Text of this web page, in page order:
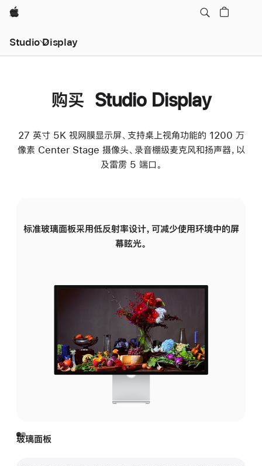
Apple
Studio Display
购买 Studio Display
27 英寸 5K 视网膜显示屏、支持桌上视角功能的 1200 万
像素 Center Stage 摄像头、录音棚级麦克风和扬声器，以
及雷雳 5 端口。
标准玻璃面板采用低反射率设计，可减少使用环境中的屏
幕眩光。
玻璃面板